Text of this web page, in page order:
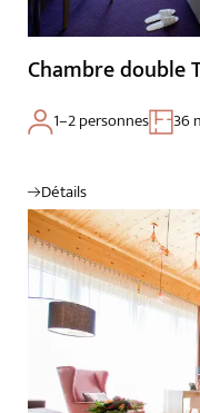
Chambre double
1–2 personnes 36
Détails